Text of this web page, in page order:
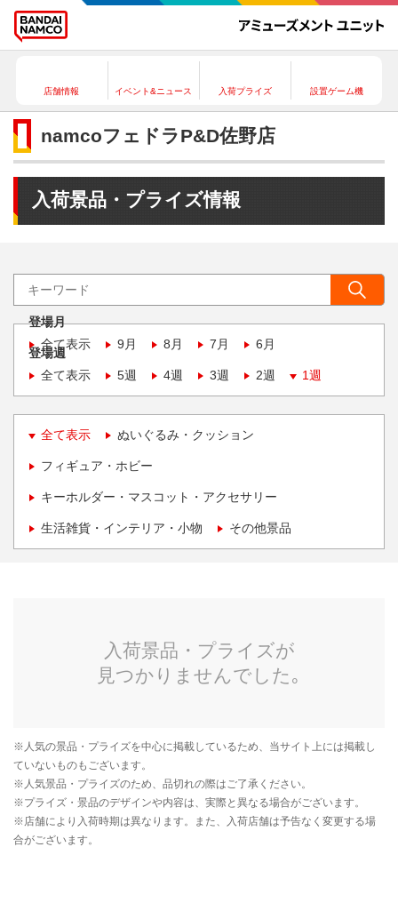
店舗情報 イベント&ニュース 入荷プライズ 設置ゲーム機
namcoフェドラP&D佐野店
入荷景品・プライズ情報
登場月
全て表示
9月 8月 7月 6月
登場週
全て表示
5週 4週 3週 2週 1週
全て表示 ぬいぐるみ・クッション
フィギュア・ホビー
キーホルダー・マスコット・アクセサリー
生活雑貨・インテリア・小物 その他景品